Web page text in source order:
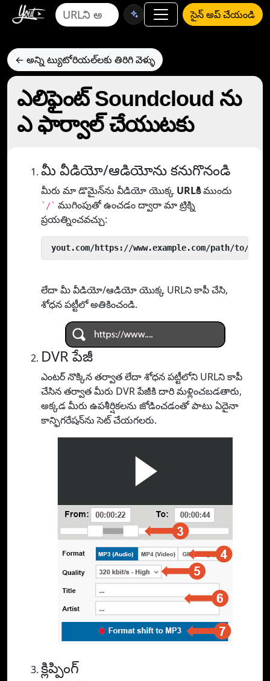
సైన్ అప్ చేయండి
← అన్ని ట్యుటోరియల్‌లకు తిరిగి వెళ్ళు
ఎలిఫైంట్ Soundcloud ను
ఎ ఫార్వాల్ చేయుటకు
మీ వీడియో/ఆడియోను కనుగొనండి
మీరు మా డొమైన్‌ను వీడియో యొక్క URLకిముందు
`/` ముగింపుతో ఉంచడం ద్వారా మా ట్రిక్ని
ప్రయత్నించవచ్చు:
yout.com/https://www.example.com/path/to/
లేదా మీ వీడియో/ఆడియో యొక్క URLని కాపీ చేసి,
శోధన పట్టీలో అతికించండి.
DVR పేజీ
ఎంటర్ నొక్కిన తర్వాత లేదా శోధన పట్టీలోని URLని కాపీ
చేసిన తర్వాత మీరు DVR పేజీకి దారి మళ్లించబడతారు,
అక్కడ మీరు ఉపశీర్షికలను జోడించడంతో పాటు ఏదైనా
కాన్ఫిగరేషన్‌ను సెట్ చేయగలరు.
క్లిప్పింగ్